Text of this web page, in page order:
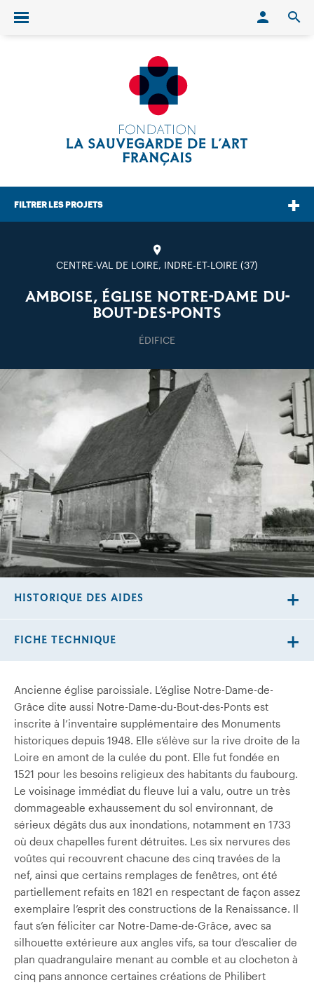
Ouvrir/fermer le menu
FILTRER LES PROJETS
CENTRE-VAL DE LOIRE, INDRE-ET-LOIRE (37)
AMBOISE, ÉGLISE NOTRE-DAME DU-
BOUT-DES-PONTS
ÉDIFICE
Ancienne église paroissiale. L’église Notre-Dame-de-
Grâce dite aussi Notre-Dame-du-Bout-des-Ponts est
inscrite à l’inventaire supplémentaire des Monuments
historiques depuis 1948. Elle s’élève sur la rive droite de la
Loire en amont de la culée du pont. Elle fut fondée en
1521 pour les besoins religieux des habitants du faubourg.
Le voisinage immédiat du fleuve lui a valu, outre un très
dommageable exhaussement du sol environnant, de
sérieux dégâts dus aux inondations, notamment en 1733
où deux chapelles furent détruites. Les six nervures des
voûtes qui recouvrent chacune des cinq travées de la
nef, ainsi que certains remplages de fenêtres, ont été
partiellement refaits en 1821 en respectant de façon assez
exemplaire l’esprit des constructions de la Renaissance. Il
faut s’en féliciter car Notre-Dame-de-Grâce, avec sa
silhouette extérieure aux angles vifs, sa tour d’escalier de
plan quadrangulaire menant au comble et au clocheton à
cinq pans annonce certaines créations de Philibert
HISTORIQUE DES AIDES
FICHE TECHNIQUE